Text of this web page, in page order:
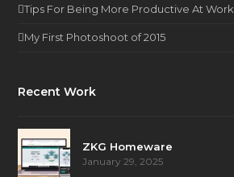
Tips For Being More Productive At Work
My First Photoshoot of 2015
Recent Work
ZKG Homeware
January 29, 2025